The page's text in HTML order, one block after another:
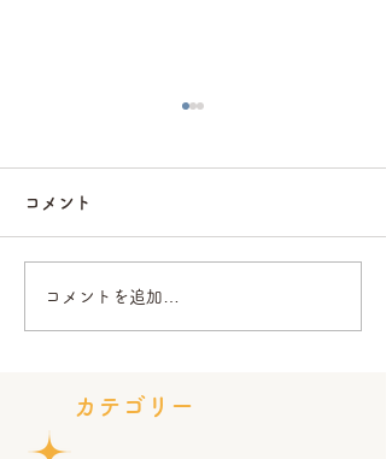
令和8年度（2026年度）
ら 通常総会を開催しま
コメント
コメントを追加…
カテゴリー